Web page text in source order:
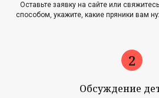
Оставьте заявку на сайте или
способом, укажите, какие пряники вам
Обсуждение